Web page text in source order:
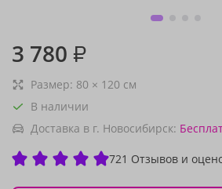
3 780 ₽
Размер: 80 × 120 см
В наличии
Доставка в г. Новосибирск:
721 Отзывов и